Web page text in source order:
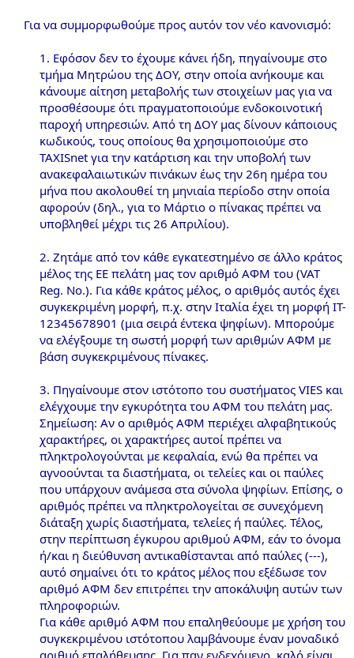
Για να συμμορφωθούμε προς αυτόν τον νέο κανονισμό:
1. Εφόσον δεν το έχουμε κάνει ήδη, πηγαίνουμε στο
τμήμα Μητρώου της ΔΟΥ, στην οποία ανήκουμε και
κάνουμε αίτηση μεταβολής των στοιχείων μας για να
προσθέσουμε ότι πραγματοποιούμε ενδοκοινοτική
παροχή υπηρεσιών. Από τη ΔΟΥ μας δίνουν κάποιους
κωδικούς, τους οποίους θα χρησιμοποιούμε στο
TAXISnet για την κατάρτιση και την υποβολή των
ανακεφαλαιωτικών πινάκων έως την 26η ημέρα του
μήνα που ακολουθεί τη μηνιαία περίοδο στην οποία
αφορούν (δηλ., για το Μάρτιο ο πίνακας πρέπει να
υποβληθεί μέχρι τις 26 Απριλίου).
2. Zητάμε από τον κάθε εγκατεστημένο σε άλλο κράτος
μέλος της ΕΕ πελάτη μας τον αριθμό ΑΦΜ του (VAT
Reg. No.). Για κάθε κράτος μέλος, ο αριθμός αυτός έχει
συγκεκριμένη μορφή, π.χ. στην Ιταλία έχει τη μορφή IT-
12345678901 (μια σειρά έντεκα ψηφίων). Μπορούμε
να ελέγξουμε τη σωστή μορφή των αριθμών ΑΦΜ με
βάση συγκεκριμένους πίνακες.
3. Πηγαίνουμε στον ιστότοπο του συστήματος VIES και
ελέγχουμε την εγκυρότητα του ΑΦΜ του πελάτη μας.
Σημείωση: Αν ο αριθμός ΑΦΜ περιέχει αλφαβητικούς
χαρακτήρες, οι χαρακτήρες αυτοί πρέπει να
πληκτρολογούνται με κεφαλαία, ενώ θα πρέπει να
αγνοούνται τα διαστήματα, οι τελείες και οι παύλες
που υπάρχουν ανάμεσα στα σύνολα ψηφίων. Επίσης, ο
αριθμός πρέπει να πληκτρολογείται σε συνεχόμενη
διάταξη χωρίς διαστήματα, τελείες ή παύλες. Τέλος,
στην περίπτωση έγκυρου αριθμού ΑΦΜ, εάν το όνομα
ή/και η διεύθυνση αντικαθίστανται από παύλες (---),
αυτό σημαίνει ότι το κράτος μέλος που εξέδωσε τον
αριθμό ΑΦΜ δεν επιτρέπει την αποκάλυψη αυτών των
πληροφοριών.
Για κάθε αριθμό ΑΦΜ που επαληθεύουμε με χρήση του
συγκεκριμένου ιστότοπου λαμβάνουμε έναν μοναδικό
αριθμό επαλήθευσης. Για παν ενδεχόμενο, καλό είναι